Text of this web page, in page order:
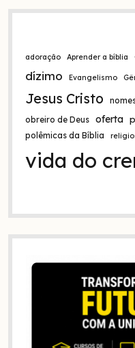
adoração Aprender a bíblia
dízimo Evangelismo
Jesus Cristo
obreiro de Deus oferta
polêmicas da Bíblia
vida do